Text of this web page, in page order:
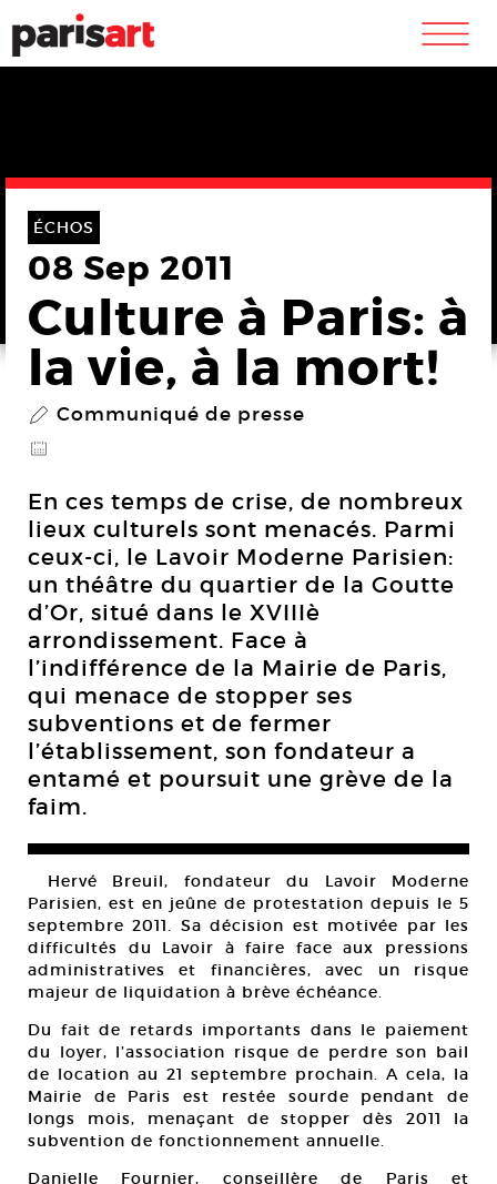
m
ÉCHOS
08 Sep 2011
Culture à Paris: à
la vie, à la mort!
P Communiqué de presse
@
En ces temps de crise, de nombreux
lieux culturels sont menacés. Parmi
ceux-ci, le Lavoir Moderne Parisien:
un théâtre du quartier de la Goutte
d’Or, situé dans le XVIIIè
arrondissement. Face à
l’indifférence de la Mairie de Paris,
qui menace de stopper ses
subventions et de fermer
l’établissement, son fondateur a
entamé et poursuit une grève de la
faim.
Hervé Breuil, fondateur du Lavoir Moderne
Parisien, est en jeûne de protestation depuis le 5
septembre 2011. Sa décision est motivée par les
difficultés du Lavoir à faire face aux pressions
administratives et financières, avec un risque
majeur de liquidation à brève échéance.
Du fait de retards importants dans le paiement
du loyer, l’association risque de perdre son bail
de location au 21 septembre prochain. A cela, la
Mairie de Paris est restée sourde pendant de
longs mois, menaçant de stopper dès 2011 la
subvention de fonctionnement annuelle.
Danielle Fournier, conseillère de Paris et